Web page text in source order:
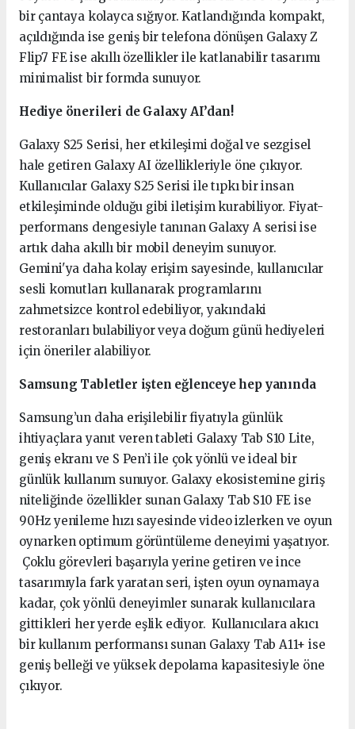
bir çantaya kolayca sığıyor. Katlandığında kompakt,
açıldığında ise geniş bir telefona dönüşen Galaxy Z
Flip7 FE ise akıllı özellikler ile katlanabilir tasarımı
minimalist bir formda sunuyor.
Hediye önerileri de Galaxy AI’dan!
Galaxy S25 Serisi, her etkileşimi doğal ve sezgisel
hale getiren Galaxy AI özellikleriyle öne çıkıyor.
Kullanıcılar Galaxy S25 Serisi ile tıpkı bir insan
etkileşiminde olduğu gibi iletişim kurabiliyor. Fiyat-
performans dengesiyle tanınan Galaxy A serisi ise
artık daha akıllı bir mobil deneyim sunuyor.
Gemini'ya daha kolay erişim sayesinde, kullanıcılar
sesli komutları kullanarak programlarını
zahmetsizce kontrol edebiliyor, yakındaki
restoranları bulabiliyor veya doğum günü hediyeleri
için öneriler alabiliyor.
Samsung Tabletler işten eğlenceye hep yanında
Samsung’un daha erişilebilir fiyatıyla günlük
ihtiyaçlara yanıt veren tableti Galaxy Tab S10 Lite,
geniş ekranı ve S Pen’i ile çok yönlü ve ideal bir
günlük kullanım sunuyor. Galaxy ekosistemine giriş
niteliğinde özellikler sunan Galaxy Tab S10 FE ise
90Hz yenileme hızı sayesinde video izlerken ve oyun
oynarken optimum görüntüleme deneyimi yaşatıyor.
Çoklu görevleri başarıyla yerine getiren ve ince
tasarımıyla fark yaratan seri, işten oyun oynamaya
kadar, çok yönlü deneyimler sunarak kullanıcılara
gittikleri her yerde eşlik ediyor. Kullanıcılara akıcı
bir kullanım performansı sunan Galaxy Tab A11+ ise
geniş belleği ve yüksek depolama kapasitesiyle öne
çıkıyor.